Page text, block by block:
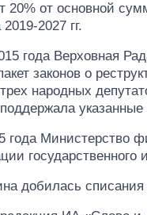
20% от основной
2027 гг.
года Верховная
законов о
народных
указанные
года Министерство
добилась